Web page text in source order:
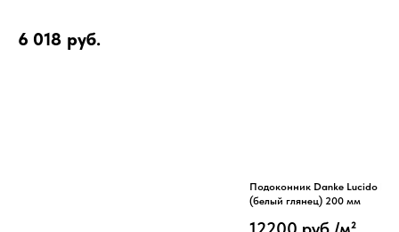
6 018 руб.
Подоконник Danke Lucido
(белый глянец) 200 мм